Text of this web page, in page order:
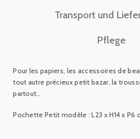
Transport und
Pflege
Pour les papiers, les accessoires de
tout autre précieux petit bazar, la
partout…
Pochette Petit modèle : L23 x H14 x P6